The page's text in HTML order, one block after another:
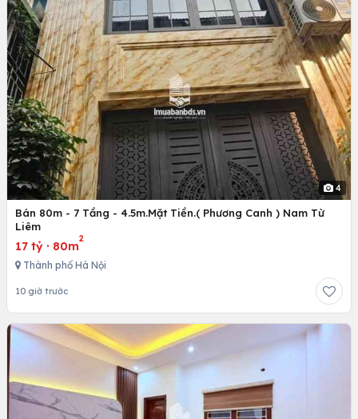
4
Bán 80m - 7 Tầng - 4.5m.Mặt Tiền.( Phương Canh ) Nam Từ
Liêm
17 tỷ · 80m
2
Thành phố Hà Nội
10 giờ trước